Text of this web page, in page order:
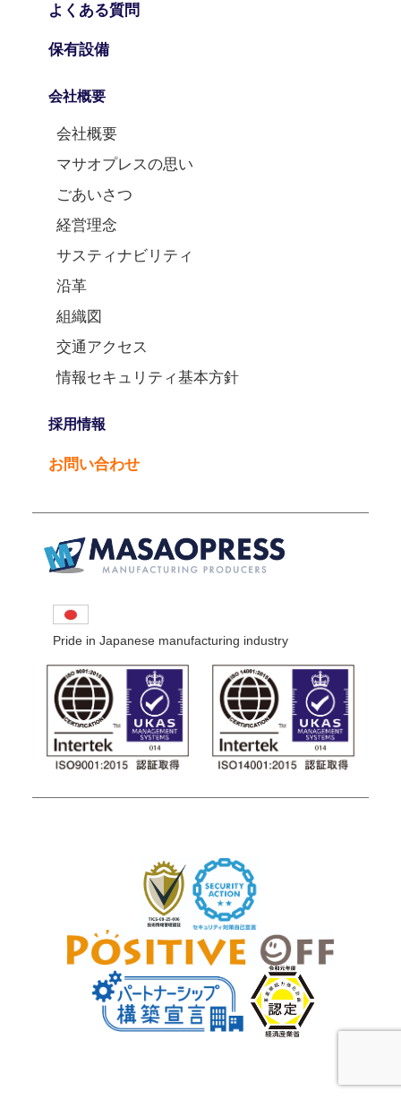
Pride in Japanese manufacturing industry
よくある質問
保有設備
会社概要
会社概要
マサオプレスの思い
ごあいさつ
経営理念
サスティナビリティ
沿革
組織図
交通アクセス
情報セキュリティ基本方針
採用情報
お問い合わせ